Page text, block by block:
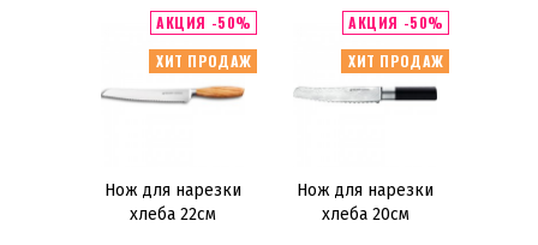
Ножи сантоку
Показать всё
Цена
ХИТ ПРОДАЖ
АКЦИЯ -50%
Нож для нарезки
хлеба 22см
ХИТ ПРОДАЖ
АКЦИЯ -50%
Нож для нарезки
хлеба 20см